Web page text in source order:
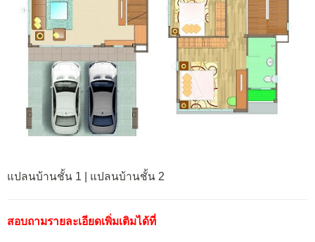
แปลนบ้านชั้น 1 | แปลนบ้านชั้น 2
สอบถามรายละเอียดเพิ่มเติมได้ที่